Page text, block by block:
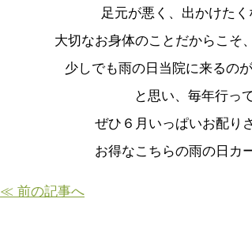
足元が悪く、出かけた
大切なお身体のことだからこそ
少しでも雨の日当院に来るの
と思い、毎年行っ
ぜひ６月いっぱいお配り
お得なこちらの雨の日カ
≪ 前の記事へ